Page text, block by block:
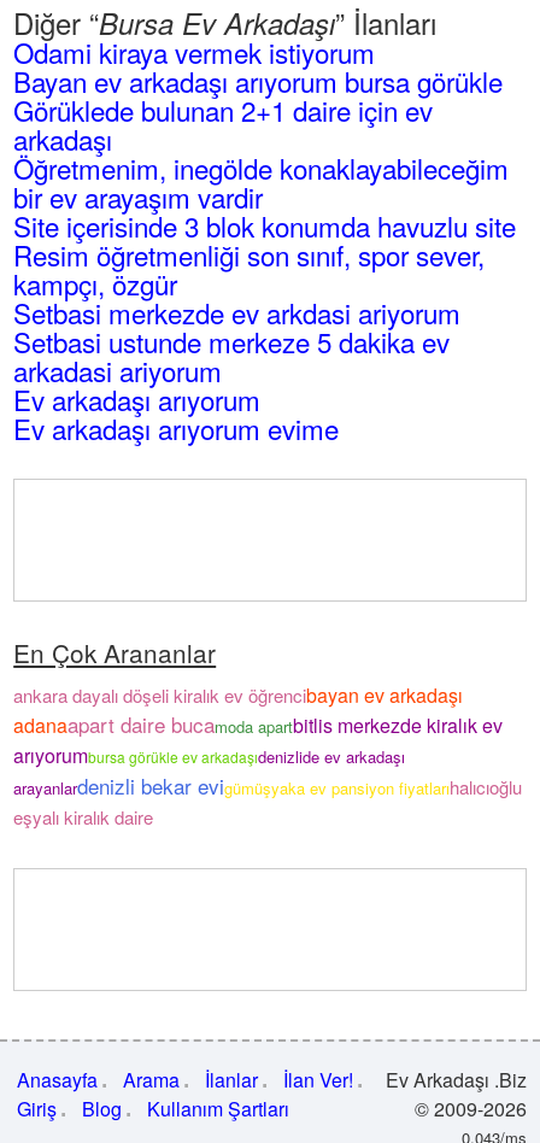
Diğer “Bursa Ev Arkadaşı” İlanları
Odami kiraya vermek istiyorum
Bayan ev arkadaşı arıyorum bursa görükle
Görüklede bulunan 2+1 daire için ev
arkadaşı
Öğretmenim, inegölde konaklayabileceğim
bir ev arayaşım vardir
Site içerisinde 3 blok konumda havuzlu site
Resim öğretmenliği son sınıf, spor sever,
kampçı, özgür
Setbasi merkezde ev arkdasi ariyorum
Setbasi ustunde merkeze 5 dakika ev
arkadasi ariyorum
Ev arkadaşı arıyorum
Ev arkadaşı arıyorum evime
En Çok Arananlar
ankara dayalı döşeli kiralık ev öğrencibayan ev arkadaşı
adanaapart daire bucamoda apartbitlis merkezde kiralık ev
arıyorumbursa görükle ev arkadaşıdenizlide ev arkadaşı
arayanlardenizli bekar evigümüşyaka ev pansiyon fiyatlarıhalıcıoğlu
eşyalı kiralık daire
Anasayfa Arama İlanlar
İlan Ver!
Giriş
Blog Kullanım Şartları
Ev Arkadaşı .Biz
© 2009-2026
0.043/ms